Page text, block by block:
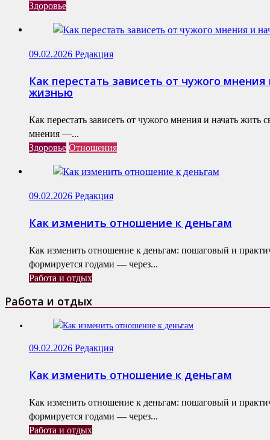
Здоровье
09.02.2026 Редакция
Как перестать зависеть от чужого
жизнью
Как перестать зависеть от чужого мнения и начать жить
мнения —...
Здоровье Отношения
09.02.2026 Редакция
Как изменить отношение к деньгам
Как изменить отношение к деньгам: пошаговый и
формируется годами — через...
Работа и отдых
Работа и отдых
09.02.2026 Редакция
Как изменить отношение к деньгам
Как изменить отношение к деньгам: пошаговый и
формируется годами — через...
Работа и отдых